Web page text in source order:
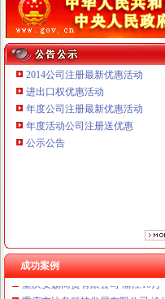
2014公司注册最新优惠活动
进出口权优惠活动
年度公司注册最新优惠活动
年度活动公司注册送优惠
公示公告
成功案例
重庆金品科技有限公司 渝南100
重庆斯苔登托生物科技有限公司
重庆安赐商贸有限公司 渝江10万
重庆市冰岛科技发展有限公司 渝